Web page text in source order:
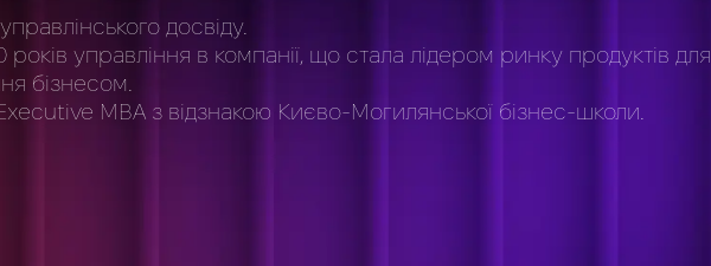
досвіду.
років управління в компанії, що стала лідером ринку продуктів для
бізнесом.
MBA з відзнакою Києво-Могилянської бізнес-школи.